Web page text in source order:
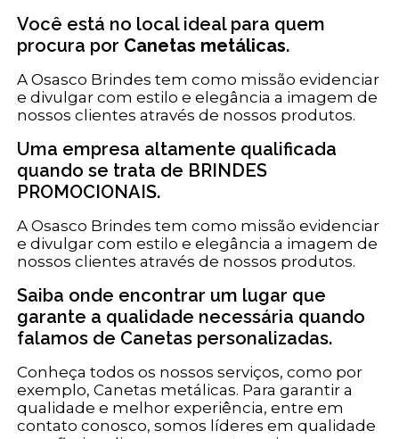
Você está no local ideal para quem
procura por Canetas metálicas.
A Osasco Brindes tem como missão evidenciar
e divulgar com estilo e elegância a imagem de
nossos clientes através de nossos produtos.
Uma empresa altamente qualificada
quando se trata de BRINDES
PROMOCIONAIS.
A Osasco Brindes tem como missão evidenciar
e divulgar com estilo e elegância a imagem de
nossos clientes através de nossos produtos.
Saiba onde encontrar um lugar que
garante a qualidade necessária quando
falamos de Canetas personalizadas.
Conheça todos os nossos serviços, como por
exemplo, Canetas metálicas. Para garantir a
qualidade e melhor experiência, entre em
contato conosco, somos líderes em qualidade